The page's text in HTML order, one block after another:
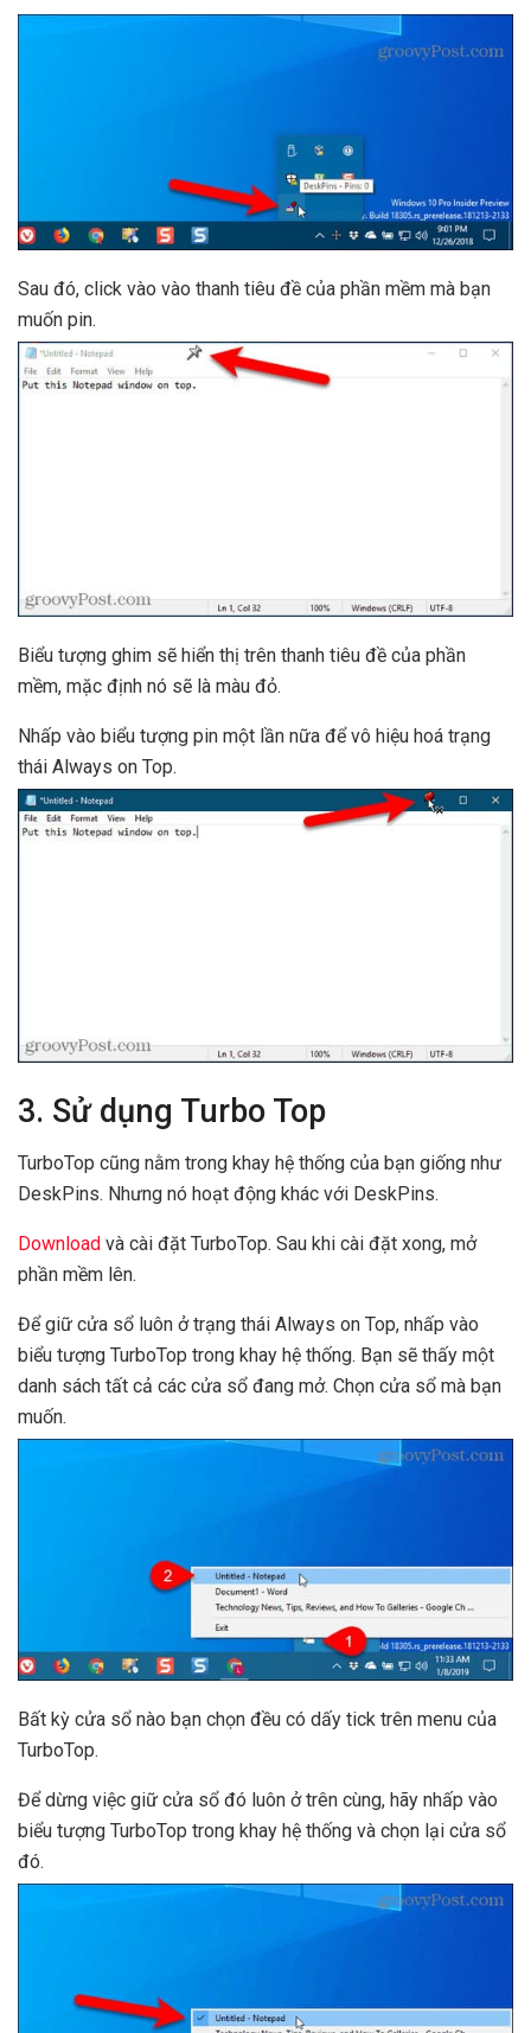
Sau đó, click vào vào thanh tiêu đề của phần mềm mà bạn
muốn pin.
Biểu tượng ghim sẽ hiển thị trên thanh tiêu đề của phần
mềm, mặc định nó sẽ là màu đỏ.
Nhấp vào biểu tượng pin một lần nữa để vô hiệu hoá trạng
thái Always on Top.
3. Sử dụng Turbo Top
TurboTop cũng nằm trong khay hệ thống của bạn giống như
DeskPins. Nhưng nó hoạt động khác với DeskPins.
Download và cài đặt TurboTop. Sau khi cài đặt xong, mở
phần mềm lên.
Để giữ cửa sổ luôn ở trạng thái Always on Top, nhấp vào
biểu tượng TurboTop trong khay hệ thống. Bạn sẽ thấy một
danh sách tất cả các cửa sổ đang mở. Chọn cửa sổ mà bạn
muốn.
Bất kỳ cửa sổ nào bạn chọn đều có dấy tick trên menu của
TurboTop.
Để dừng việc giữ cửa sổ đó luôn ở trên cùng, hãy nhấp vào
biểu tượng TurboTop trong khay hệ thống và chọn lại cửa sổ
đó.